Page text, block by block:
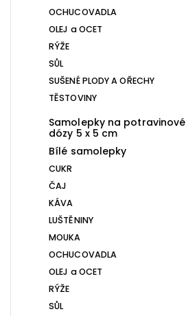
OCHUCOVADLA
OLEJ a OCET
RÝŽE
SŮL
SUŠENÉ PLODY A OŘECHY
TĚSTOVINY
Samolepky na potravinové
dózy 5 x 5 cm
Bílé samolepky
CUKR
ČAJ
KÁVA
LUŠTĚNINY
MOUKA
OCHUCOVADLA
OLEJ a OCET
RÝŽE
SŮL